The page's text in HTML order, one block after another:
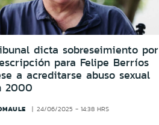
dicta sobreseimiento por
para Felipe Berríos
a acreditarse abuso sexual
2000
24/06/2025 - 14:38 HRS